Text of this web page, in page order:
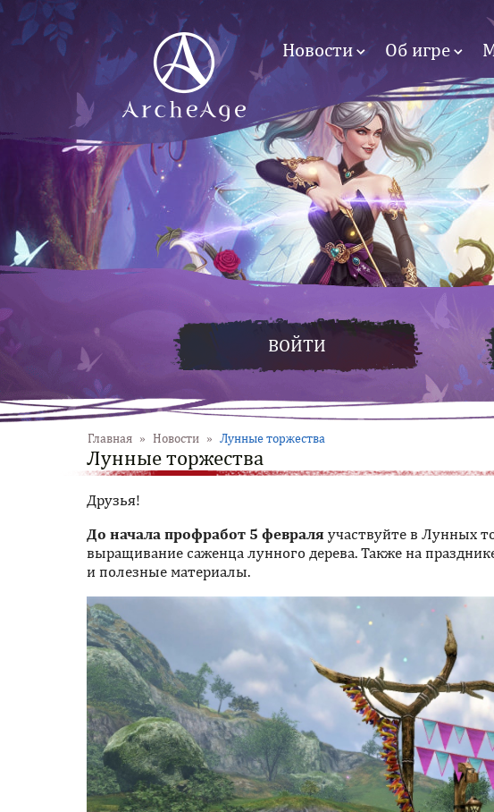
Новости Об игре
ВОЙТИ
Главная » Новости » Лунные торжества
Лунные торжества
Друзья!
До начала профработ 5 февраля участвуйте в Лунных
выращивание саженца лунного дерева. Также на
и полезные материалы.